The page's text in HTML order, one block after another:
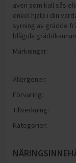
även som kall sås
enkel hjälp i din
syrning av grädde
blågula
Märkningar:
Allergener:
Förvaring:
Tillverkning:
Kategorier: